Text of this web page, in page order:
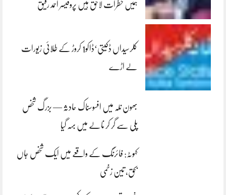
ہمیں خطرات لاحق ہیں پروفیسر احمد رفیق
کلرسیداں ڈکیتی‘ڈاکو1 کروڑ کے طلائی زیورات
لے اڑے
بھون نلہ میں افسوسناک حادثہ — بزرگ شخص
پلی سے گر کر نالے میں بہہ گیا
کہوٹہ: فائرنگ کے واقعے میں ایک شخص جاں
بحق، تین زخمی